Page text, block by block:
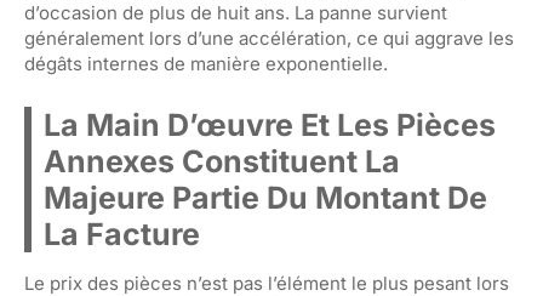
d’occasion de plus de huit ans. La panne survient
généralement lors d’une accélération, ce qui aggrave les
dégâts internes de manière exponentielle.
La Main D’œuvre Et Les Pièces
Annexes Constituent La
Majeure Partie Du Montant De
La Facture
Le prix des pièces n’est pas l’élément le plus pesant lors